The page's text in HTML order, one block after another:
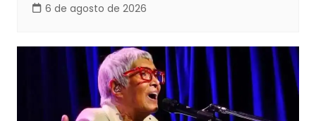
6 de agosto de 2026